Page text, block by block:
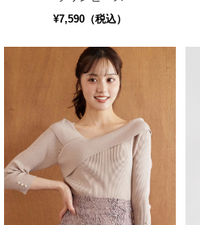
¥7,590（税込）